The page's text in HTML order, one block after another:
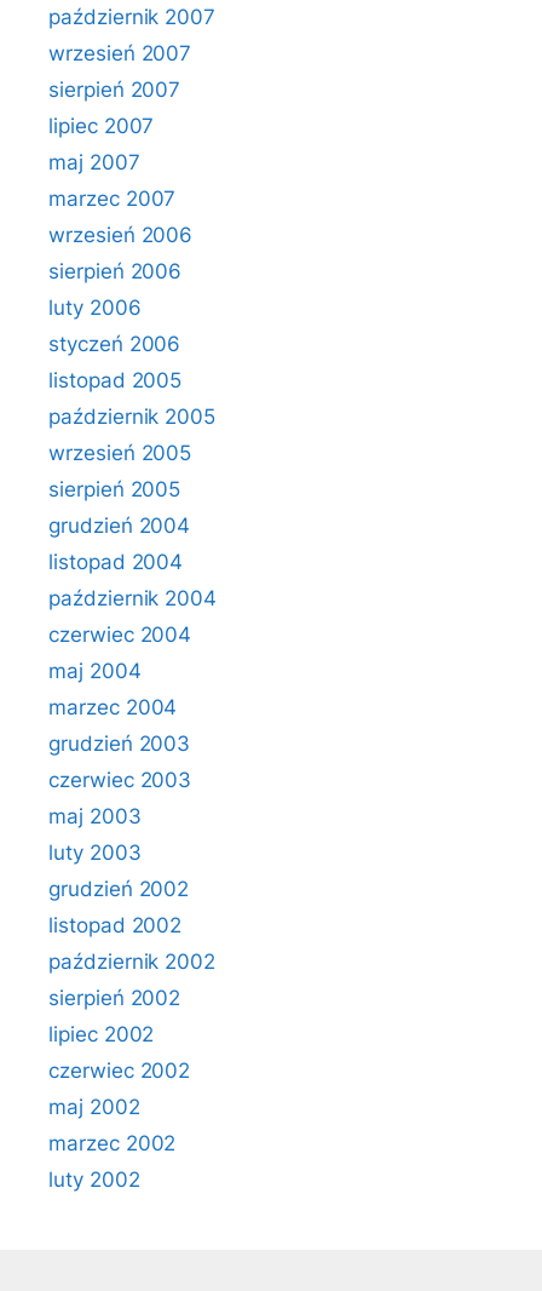
październik 2007
wrzesień 2007
sierpień 2007
lipiec 2007
maj 2007
marzec 2007
wrzesień 2006
sierpień 2006
luty 2006
styczeń 2006
listopad 2005
październik 2005
wrzesień 2005
sierpień 2005
grudzień 2004
listopad 2004
październik 2004
czerwiec 2004
maj 2004
marzec 2004
grudzień 2003
czerwiec 2003
maj 2003
luty 2003
grudzień 2002
listopad 2002
październik 2002
sierpień 2002
lipiec 2002
czerwiec 2002
maj 2002
marzec 2002
luty 2002